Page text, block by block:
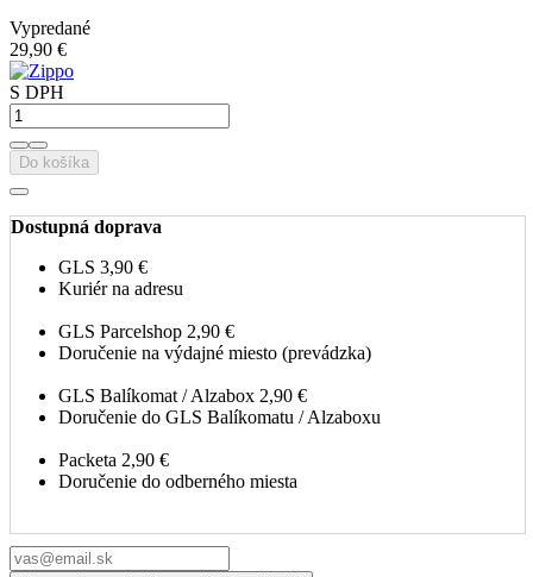
Vypredané
29,90 €
S DPH
Do košíka
Dostupná doprava
GLS 3,90 €
Kuriér na adresu
GLS Parcelshop 2,90 €
Doručenie na výdajné miesto (prevádzka)
GLS Balíkomat / Alzabox 2,90 €
Doručenie do GLS Balíkomatu / Alzaboxu
Packeta 2,90 €
Doručenie do odberného miesta